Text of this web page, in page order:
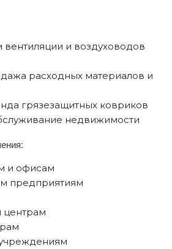
вентиляции и воздуховодов
расходных материалов и
грязезащитных ковриков
недвижимости
и офисам
предприятиям
центрам